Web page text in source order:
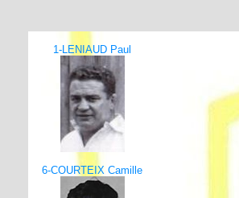
1-LENIAUD Paul
6-COURTEIX Camille